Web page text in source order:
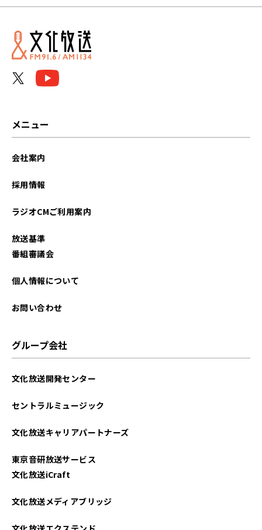
メニュー
会社案内
採用情報
ラジオCMご利用案内
放送基準
番組審議会
個人情報について
お問い合わせ
グループ会社
文化放送開発センター
セントラルミュージック
文化放送キャリアパートナーズ
東京音研放送サービス
文化放送iCraft
文化放送メディアブリッジ